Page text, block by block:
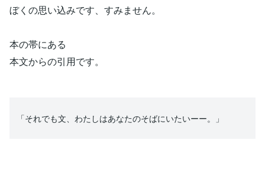
ぼくの思い込みです、すみません。
本の帯にある
本文からの引用です。
「それでも文、わたしはあなたのそばにいたいーー。」